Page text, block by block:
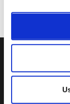
Ti servono